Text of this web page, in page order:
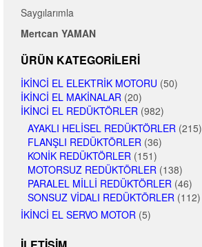
Saygılarımla
Mertcan YAMAN
ÜRÜN KATEGORILERI
İKINCI EL ELEKTRIK MOTORU (50)
İKINCI EL MAKINALAR (20)
İKINCI EL REDÜKTÖRLER (982)
AYAKLI HELISEL REDÜKTÖRLER (215)
FLANŞLI REDÜKTÖRLER (36)
KONIK REDÜKTÖRLER (151)
MOTORSUZ REDÜKTÖRLER (138)
PARALEL MILLI REDÜKTÖRLER (46)
SONSUZ VIDALI REDÜKTÖRLER (112)
İKINCI EL SERVO MOTOR (5)